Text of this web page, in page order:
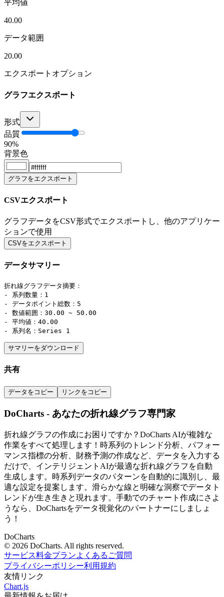
平均値
40.00
データ範囲
20.00
エクスポートオプション
グラフエクスポート
形式
品質
90%
背景色
グラフをエクスポート
CSVエクスポート
グラフデータをCSV形式でエクスポートし、他のアプリケー
ションで使用
CSVをエクスポート
データサマリー
折れ線グラフデータ摘要：
- 系列数量：1
- データポイント総数：5
- 数値範囲：30.00 ~ 50.00
- 平均値：40.00
- 系列名：Series 1
サマリーをダウンロード
共有
データをコピー リンクをコピー
DoCharts - あなたの折れ線グラフ専門家
折れ線グラフの作成にお困りですか？DoCharts AIが複雑な
作業をすべて処理します！時系列のトレンド分析、パフォー
マンス指標の分析、財務予測の作成など、データを入力する
だけで、インテリジェントAIが最適な折れ線グラフを自動
生成します。時系列データのパターンを自動的に識別し、最
適な設定を提案します。滑らかな線と明確な洞察でデータト
レンドが生き生きと現れます。手動でのチャート作成にさよ
うなら、DoChartsをデータ視覚化のパートナーにしましょ
う！
DoCharts
© 2026 DoCharts. All rights reserved.
サービス料金プランよくあるご質問
プライバシーポリシー利用規約
友情リンク
Chart.js